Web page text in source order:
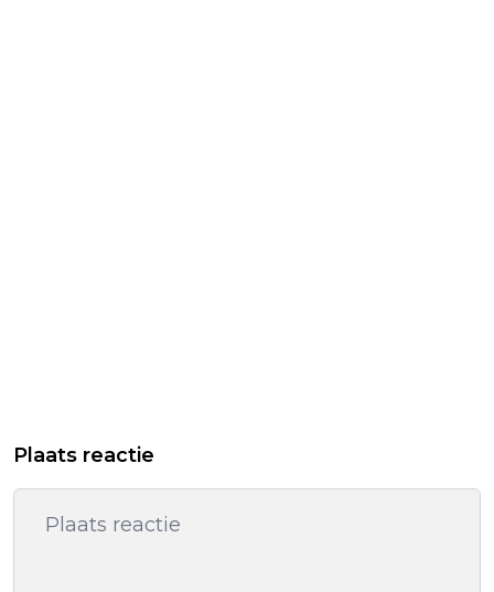
Plaats reactie